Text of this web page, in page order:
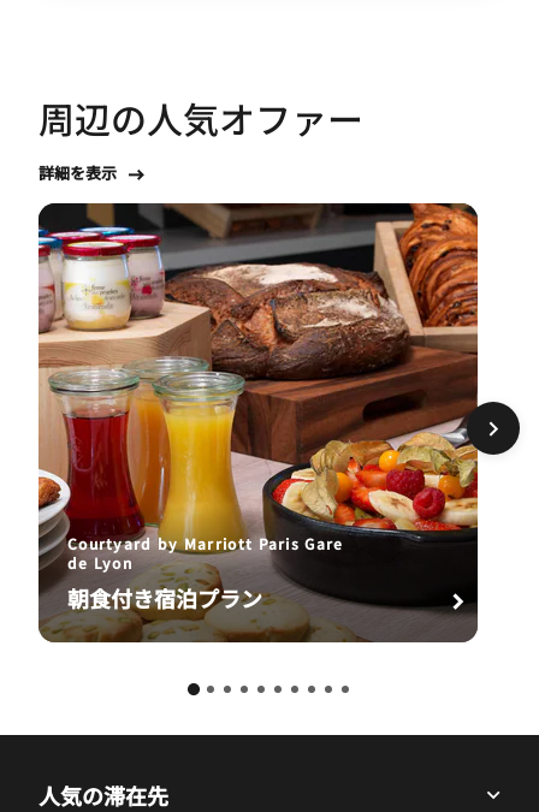
周辺の人気オファー
詳細を表示
Courtyard by Marriott Paris Gare
de Lyon
朝食付き宿泊プラン
人気の滞在先